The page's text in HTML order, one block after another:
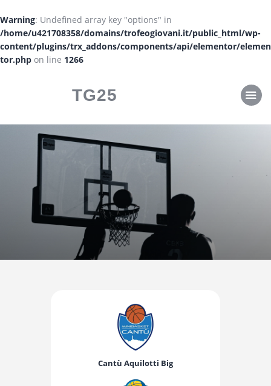
Warning: Undefined array key "options" in
/home/u421708358/domains/trofeogiovani.it/public_html/wp-
content/plugins/trx_addons/components/api/elementor/elemen
tor.php on line 1266
TG25
CALENDARI
Cantù Aquilotti Big